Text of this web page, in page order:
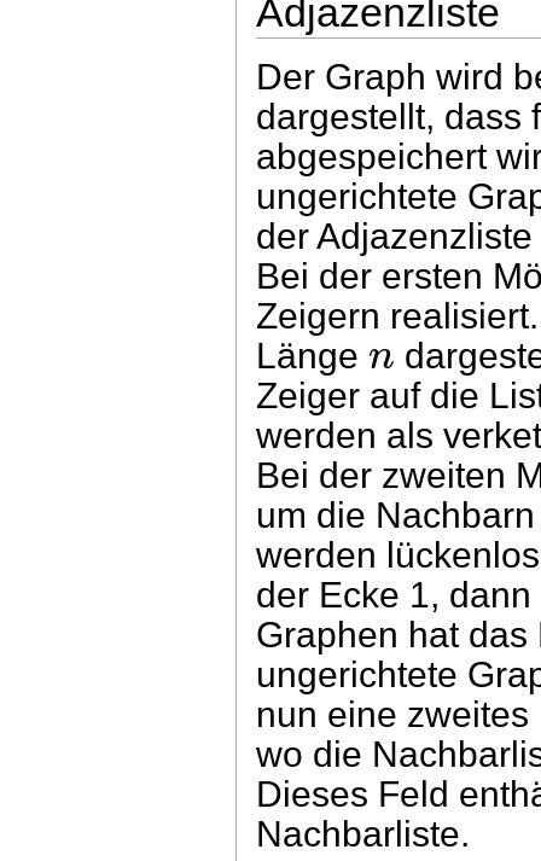
Adjazenzliste
Der Graph wird
dargestellt, dass
abgespeichert
ungerichtete
der
Bei der ersten
Zeigern
Längen
Zeiger auf die
werden als
Bei der zweiten
um die
werden
der Ecke 1,
Graphen hat
ungerichtete
nun eine
wo die
Dieses Feld
Nachbarliste.